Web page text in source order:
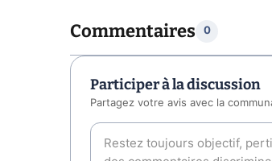
Commentaires 0
Participer à la discussion
Partagez votre avis avec la